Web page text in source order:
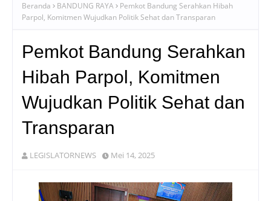
Beranda BANDUNG RAYA
Pemkot Bandung Serahkan Hibah
Parpol, Komitmen Wujudkan Politik Sehat dan Transparan
Pemkot Bandung Serahkan
Hibah Parpol, Komitmen
Wujudkan Politik Sehat dan
Transparan
LEGISLATORNEWS Mei 14, 2025